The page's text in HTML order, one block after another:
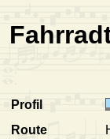
Profil
Route